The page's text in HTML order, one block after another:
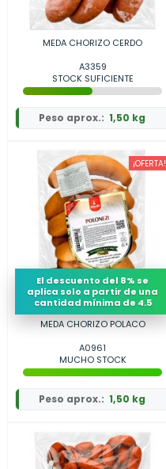
MEDA CHORIZO CERDO
A3359
STOCK SUFICIENTE
Peso aprox.: 1,50 kg
El descuento del 8% se
aplica solo a partir de una
cantidad mínima de 4.5
¡OFERTA!
MEDA CHORIZO POLACO
A0961
MUCHO STOCK
Peso aprox.: 1,50 kg